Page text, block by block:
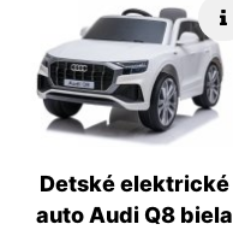
Detské elektrické
auto Audi Q8 biela